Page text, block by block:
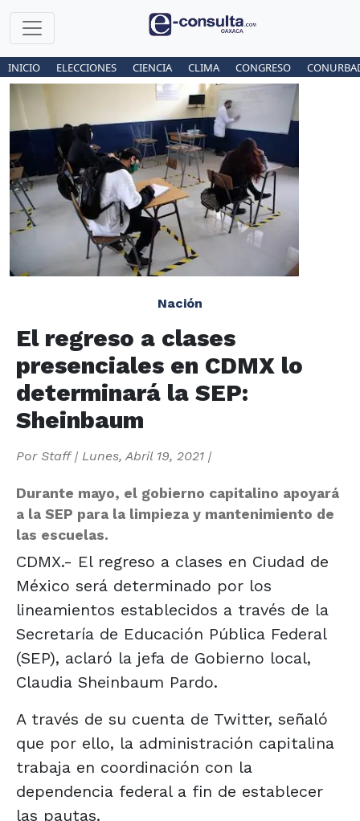
INICIO ELECCIONES CIENCIA CLIMA CONGRESO
Nación
El regreso a clases
presenciales en CDMX lo
determinará la SEP:
Sheinbaum
Por Staff| Lunes, Abril 19, 2021 |
Durante mayo, el gobierno capitalino apoyará
a la SEP para la limpieza y mantenimiento de
las escuelas.
CDMX.- El regreso a clases en Ciudad de
México será determinado por los
lineamientos establecidos a través de la
Secretaría de Educación Pública Federal
(SEP), aclaró la jefa de Gobierno local,
Claudia Sheinbaum Pardo.
A través de su cuenta de Twitter, señaló
que por ello, la administración capitalina
trabaja en coordinación con la
dependencia federal a fin de establecer
las pautas.